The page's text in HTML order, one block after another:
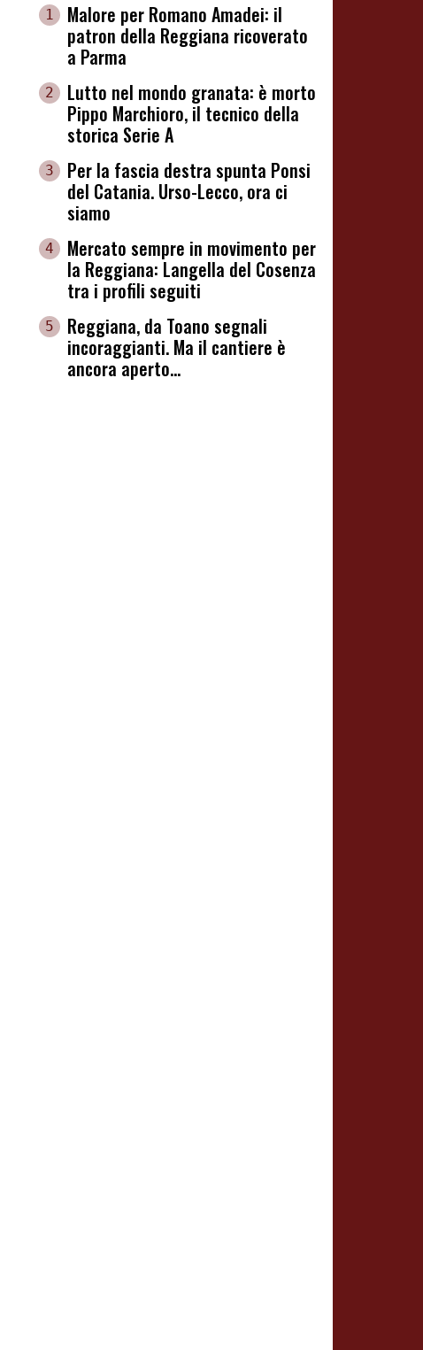
1
Malore per Romano Amadei: il
patron della Reggiana ricoverato
a Parma
2
Lutto nel mondo granata: è morto
Pippo Marchioro, il tecnico della
storica Serie A
3
Per la fascia destra spunta Ponsi
del Catania. Urso-Lecco, ora ci
siamo
4
Mercato sempre in movimento per
la Reggiana: Langella del Cosenza
tra i profili seguiti
5
Reggiana, da Toano segnali
incoraggianti. Ma il cantiere è
ancora aperto...